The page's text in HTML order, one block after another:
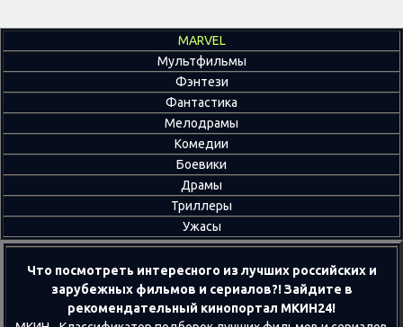
MARVEL
Мультфильмы
Фэнтези
Фантастика
Мелодрамы
Комедии
Боевики
Драмы
Триллеры
Ужасы
Что посмотреть интересного из лучших российских и
зарубежных фильмов и сериалов?! Зайдите в
рекомендательный кинопортал МКИН24!